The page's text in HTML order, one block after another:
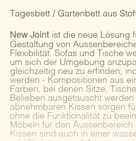
Tagesbett / Gartenbett aus
New Joint ist die neue Lösung
Gestaltung von
Flexibilität. Sofas und Tische
um sich der Umgebung
gleichzeitig neu zu erfinden,
werden - Kompositionen aus
Farben, bei denen Sitze,
Belieben ausgetauscht werden
abnehmbaren Kissen sorgen
ohne die Funktionalität zu
Möbeln für den
Kissen sind auch in einer